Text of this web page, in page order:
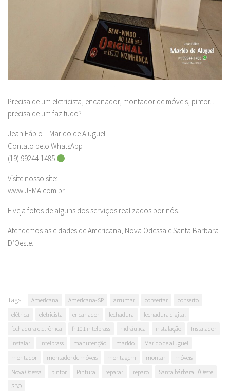
.
Precisa de um eletricista, encanador, montador de móveis, pintor…
precisa de um faz tudo?
Jean Fábio – Marido de Aluguel
Contato pelo WhatsApp
(19) 99244-1485
Visite nosso site:
www.JFMA.com.br
E veja fotos de alguns dos serviços realizados por nós.
Atendemos as cidades de Americana, Nova Odessa e Santa Barbara
D’Oeste.
Tags: Americana Americana-SP arrumar consertar
conserto
elétrica
eletricista encanador fechadura
fechadura digital
fechadura eletrônica
fr 101 intelbrass hidráulica instalação
Instalador
instalar
intelbrass manutenção marido
Marido de aluguel
montador
montador de móveis montagem montar
móveis
Nova Odessa
pintor Pintura reparar reparo
Santa bárbara D'Oeste
SBO